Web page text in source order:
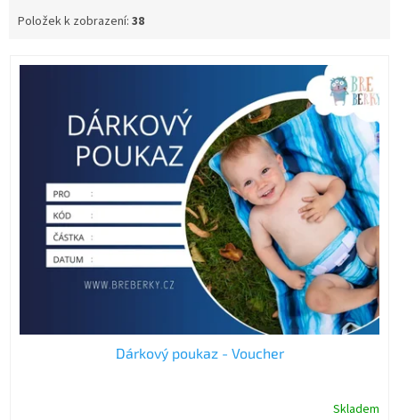
Položek k zobrazení: 38
Dárkový poukaz - Voucher
Skladem